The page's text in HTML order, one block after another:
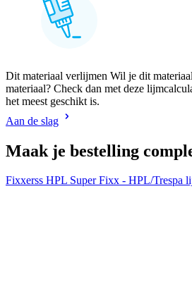
Dit materiaal verlijmen Wil je dit
materiaal? Check dan met deze
het meest geschikt is.
Aan de slag
Maak je bestelling
Fixxerss HPL Super Fixx - HPL/Trespa